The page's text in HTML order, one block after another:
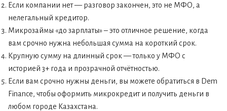
Если компании нет — разговор закончен, это не МФО, а
нелегальный кредитор.
Микрозаймы «до зарплаты» – это отличное решение, когда
вам срочно нужна небольшая сумма на короткий срок.
Крупную сумму на длинный срок — только у МФО с
историей 3+ года и прозрачной отчётностью.
Если вам срочно нужны деньги, вы можете обратиться в Dem
Finance, чтобы оформить микрокредит и получить деньги в
любом городе Казахстана.